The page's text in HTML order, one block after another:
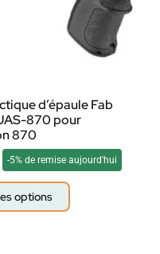
d’épaule Fab
870 pour
870
-5% de remise aujourd'hui
options